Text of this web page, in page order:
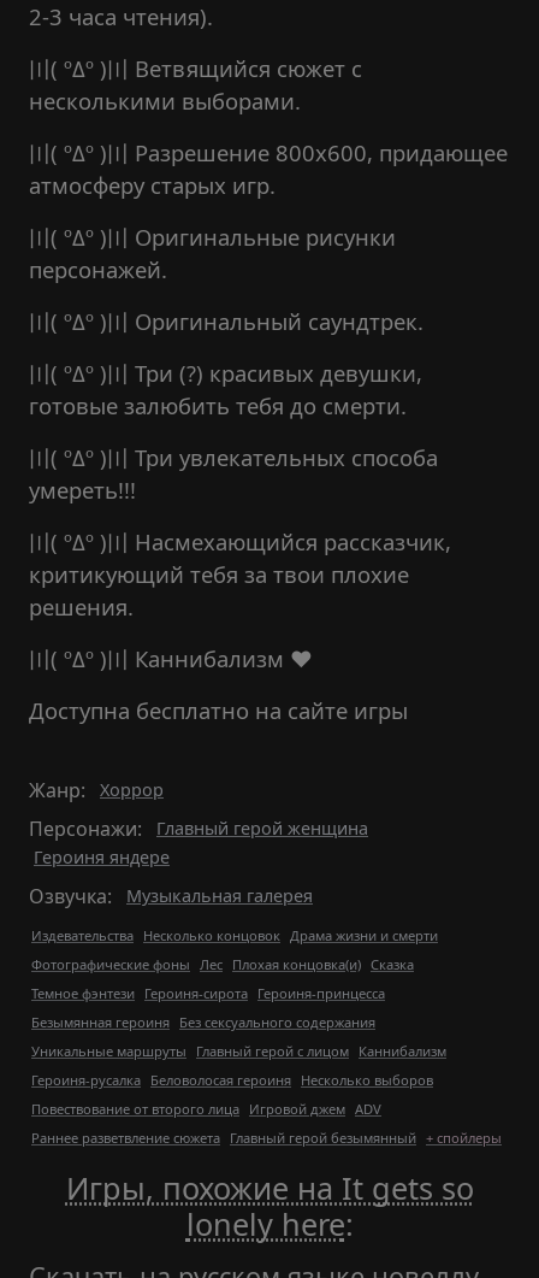
2-3 часа чтения).
〣( ºΔº )〣 Ветвящийся сюжет с
несколькими выборами.
〣( ºΔº )〣 Разрешение 800x600, придающее
атмосферу старых игр.
〣( ºΔº )〣 Оригинальные рисунки
персонажей.
〣( ºΔº )〣 Оригинальный саундтрек.
〣( ºΔº )〣 Три (?) красивых девушки,
готовые залюбить тебя до смерти.
〣( ºΔº )〣 Три увлекательных способа
умереть!!!
〣( ºΔº )〣 Насмехающийся рассказчик,
критикующий тебя за твои плохие
решения.
〣( ºΔº )〣 Каннибализм ♥
Доступна бесплатно на сайте игры
Жанр: Хоррор
Персонажи:
Главный герой женщина
Героиня яндере
Озвучка: Музыкальная галерея
Издевательства Несколько концовок Драма жизни и смерти
Фотографические фоны Лес Плохая концовка(и) Сказка
Темное фэнтези Героиня-сирота Героиня-принцесса
Безымянная героиня Без сексуального содержания
Уникальные маршруты
Главный герой с лицом Каннибализм
Героиня-русалка Беловолосая героиня Несколько выборов
Повествование от второго лица Игровой джем ADV
Раннее разветвление сюжета Главный герой безымянный + спойлеры
Игры, похожие на It gets so
lonely here: